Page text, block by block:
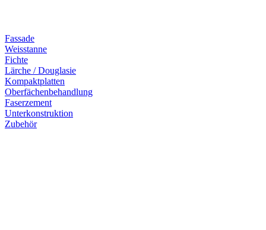
Fassade
Weisstanne
Fichte
Lärche / Douglasie
Kompaktplatten
Oberfächenbehandlung
Faserzement
Unterkonstruktion
Zubehör